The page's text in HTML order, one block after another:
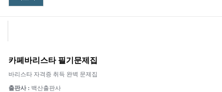
카페바리스타 필기문제집
바리스타 자격증 취득 완벽 문제집
출판사 : 백산출판사